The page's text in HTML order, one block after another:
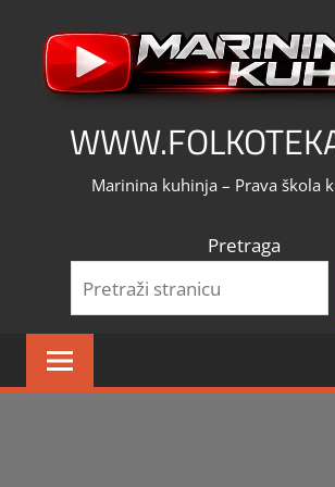
content
Marinina kuhinja – Prava škola
Pretraga